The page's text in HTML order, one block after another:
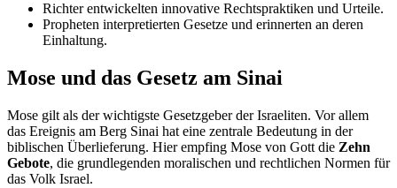
Richter entwickelten innovative Rechtspraktiken und Urteile.
Propheten interpretierten Gesetze und erinnerten an deren
Einhaltung.
Mose und das Gesetz am Sinai
Mose gilt als der wichtigste Gesetzgeber der Israeliten. Vor allem
das Ereignis am Berg Sinai hat eine zentrale Bedeutung in der
biblischen Überlieferung. Hier empfing Mose von Gott die Zehn
Gebote, die grundlegenden moralischen und rechtlichen Normen für
das Volk Israel.